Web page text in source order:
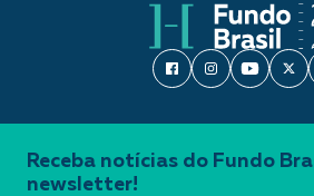
Receba notícias do Fundo
newsletter!